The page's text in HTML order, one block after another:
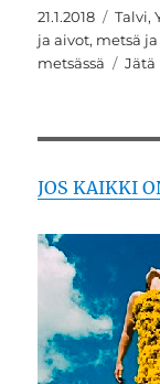
Julkaistu
21.1.2018 Talvi,
ja aivot, metsä
metsässä
JOS KAIKKI